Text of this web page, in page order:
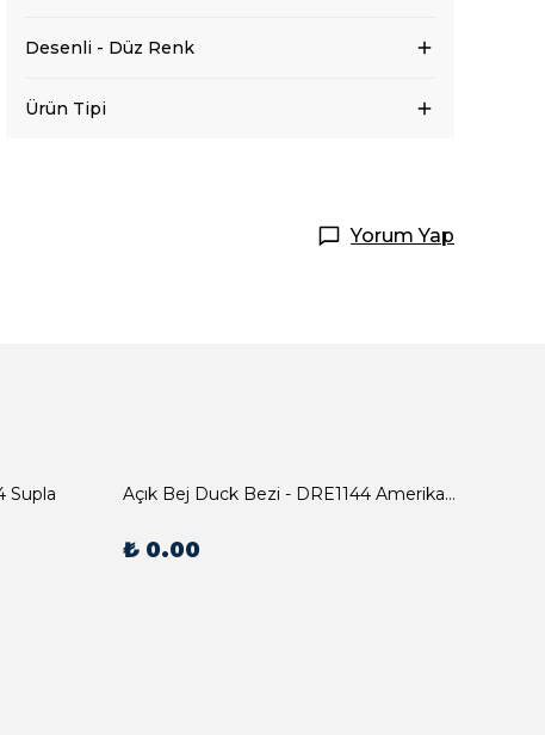
Desenli - Düz Renk
Ürün Tipi
Yorum Yap
Supla Açık Bej Duck Bezi - DRE1144 Amerikan Servis
₺ 0.00